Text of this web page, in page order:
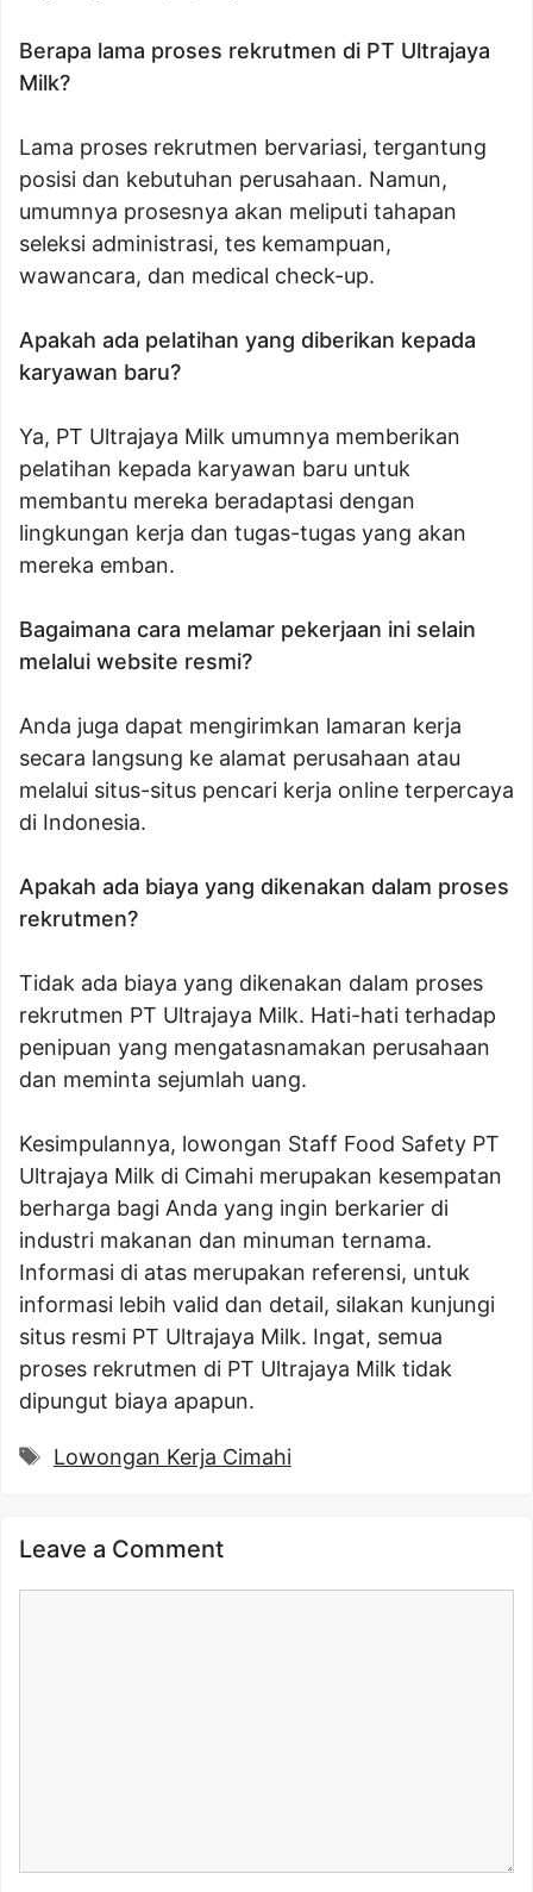
Berapa lama proses rekrutmen di PT Ultrajaya
Milk?
Lama proses rekrutmen bervariasi, tergantung
posisi dan kebutuhan perusahaan. Namun,
umumnya prosesnya akan meliputi tahapan
seleksi administrasi, tes kemampuan,
wawancara, dan medical check-up.
Apakah ada pelatihan yang diberikan kepada
karyawan baru?
Ya, PT Ultrajaya Milk umumnya memberikan
pelatihan kepada karyawan baru untuk
membantu mereka beradaptasi dengan
lingkungan kerja dan tugas-tugas yang akan
mereka emban.
Bagaimana cara melamar pekerjaan ini selain
melalui website resmi?
Anda juga dapat mengirimkan lamaran kerja
secara langsung ke alamat perusahaan atau
melalui situs-situs pencari kerja online terpercaya
di Indonesia.
Apakah ada biaya yang dikenakan dalam proses
rekrutmen?
Tidak ada biaya yang dikenakan dalam proses
rekrutmen PT Ultrajaya Milk. Hati-hati terhadap
penipuan yang mengatasnamakan perusahaan
dan meminta sejumlah uang.
Kesimpulannya, lowongan Staff Food Safety PT
Ultrajaya Milk di Cimahi merupakan kesempatan
berharga bagi Anda yang ingin berkarier di
industri makanan dan minuman ternama.
Informasi di atas merupakan referensi, untuk
informasi lebih valid dan detail, silakan kunjungi
situs resmi PT Ultrajaya Milk. Ingat, semua
proses rekrutmen di PT Ultrajaya Milk tidak
dipungut biaya apapun.
Tags
Lowongan Kerja Cimahi
Leave a Comment